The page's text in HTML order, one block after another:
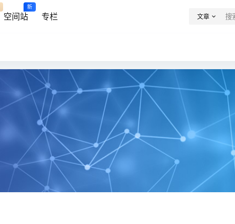
空间站
新
专栏 文章